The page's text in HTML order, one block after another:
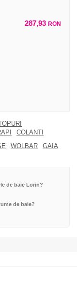
287,93 RON
COLANTI
WOLBAR
GAIA
de baie Lorin?
de baie?